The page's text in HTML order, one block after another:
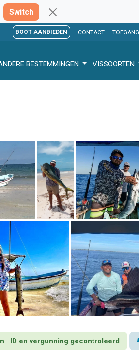
Switch
BOOT AANBIEDEN CONTACT TOEGANG
BESTEMMINGEN VISSOORTEN
· ID en vergunning gecontroleerd